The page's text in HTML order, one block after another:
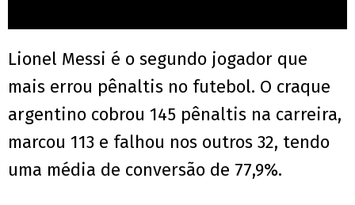
Lionel Messi é o segundo jogador que
mais errou pênaltis no futebol. O craque
argentino cobrou 145 pênaltis na carreira,
marcou 113 e falhou nos outros 32, tendo
uma média de conversão de 77,9%.